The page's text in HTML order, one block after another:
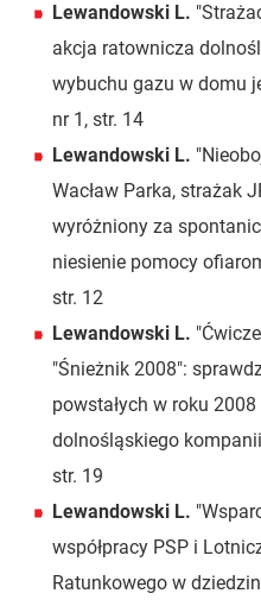
Lewandowski L.
akcja ratownicza
wybuchu gazu w domu
nr 1, str. 14
Lewandowski L.
Wacław Parka, strażak
wyróżniony za
niesienie pomocy
str. 12
Lewandowski L.
"Śnieżnik 2008":
powstałych w roku
dolnośląskiego
str. 19
Lewandowski L.
współpracy PSP i
Ratunkowego w